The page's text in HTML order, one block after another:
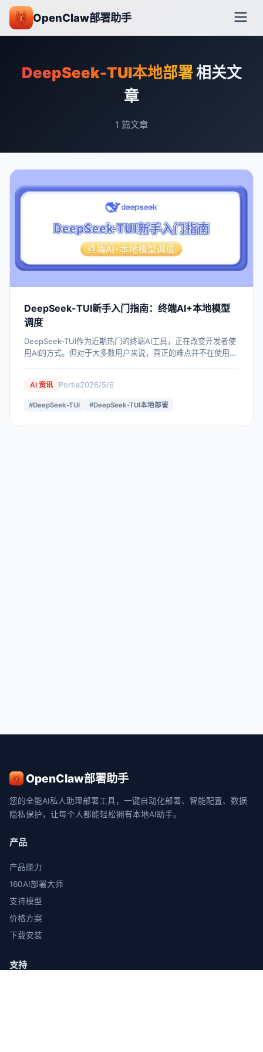
OpenClaw部署助手
DeepSeek-TUI本地部署相关文
章
1 篇文章
DeepSeek-TUI新手入门指南：终端AI+本地模型
调度
DeepSeek-TUI作为近期热门的终端AI工具，正在改变开发者使
用AI的方式。但对于大多数用户来说，真正的难点并不在使用，
路，帮助用户快速搭建本地AI环境并顺利使用。
AI 资讯 Portia2026/5/6
#DeepSeek-TUI #DeepSeek-TUI本地部署
OpenClaw部署助手
您的全能AI私人助理部署工具，一键自动化部署、智能配置、数据
隐私保护，让每个人都能轻松拥有本地AI助手。
产品
产品能力
160AI部署大师
支持模型
价格方案
下载安装
支持